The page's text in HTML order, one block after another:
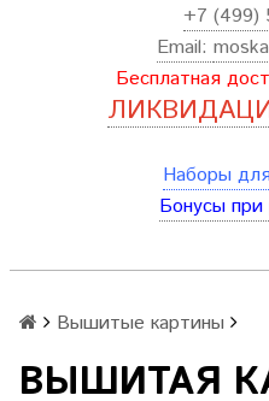
+7 (499)
Email:
Бесплатная
Наборы
Бонусы при
Вышитые картины
ВЫШИТАЯ